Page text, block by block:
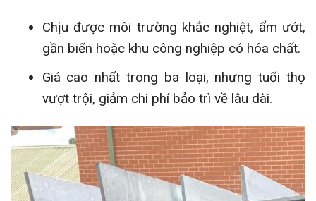
Chịu được môi trường khắc nghiệt, ẩm ướt,
gần biển hoặc khu công nghiệp có hóa chất.
Giá cao nhất trong ba loại, nhưng tuổi thọ
vượt trội, giảm chi phí bảo trì về lâu dài.